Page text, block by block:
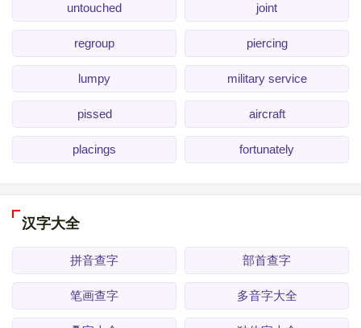
untouched joint
regroup piercing
lumpy military service
pissed aircraft
placings fortunately
汉字大全
拼音查字 部首查字
笔画查字 多音字大全